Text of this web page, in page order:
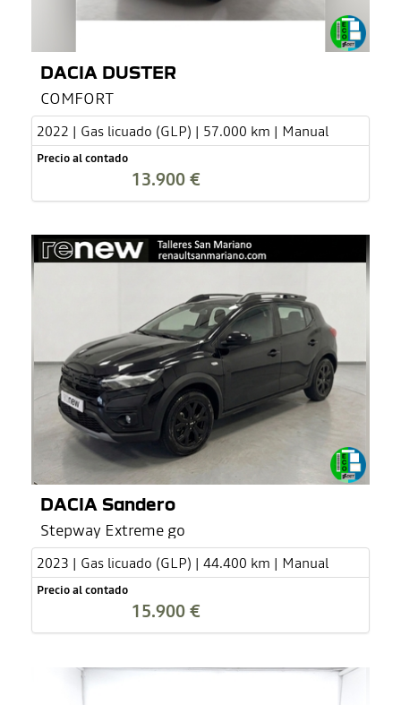
DACIA DUSTER
COMFORT
2022 | Gas licuado (GLP) | 57.000 km | Manual
Precio al contado
13.900 €
DACIA Sandero
Stepway Extreme go
2023 | Gas licuado (GLP) | 44.400 km | Manual
Precio al contado
15.900 €